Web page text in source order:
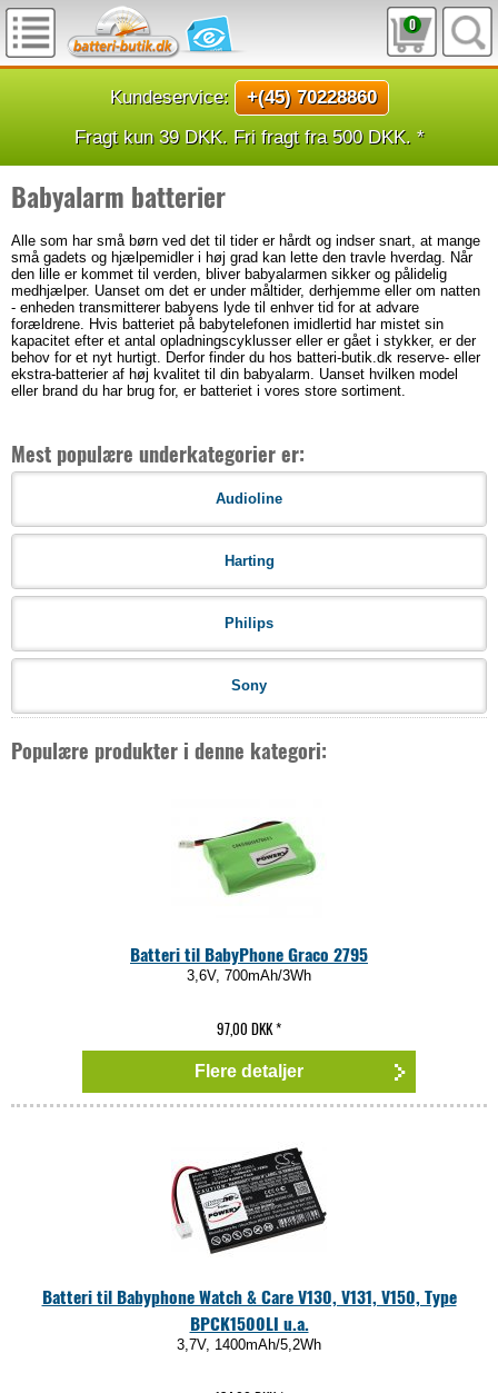
0
Kundeservice:
+(45) 70228860
Fragt kun 39 DKK. Fri fragt fra 500 DKK. *
Babyalarm batterier
Alle som har små børn ved det til tider er hårdt og indser snart, at mange
små gadets og hjælpemidler i høj grad kan lette den travle hverdag. Når
den lille er kommet til verden, bliver babyalarmen sikker og pålidelig
medhjælper. Uanset om det er under måltider, derhjemme eller om natten
- enheden transmitterer babyens lyde til enhver tid for at advare
forældrene. Hvis batteriet på babytelefonen imidlertid har mistet sin
kapacitet efter et antal opladningscyklusser eller er gået i stykker, er der
behov for et nyt hurtigt. Derfor finder du hos batteri-butik.dk reserve- eller
ekstra-batterier af høj kvalitet til din babyalarm. Uanset hvilken model
eller brand du har brug for, er batteriet i vores store sortiment.
Mest populære underkategorier er:
Audioline
Harting
Philips
Sony
Populære produkter i denne kategori:
Batteri til BabyPhone Graco 2795
3,6V, 700mAh/3Wh
97,00 DKK*
Flere detaljer
Batteri til Babyphone Watch & Care V130, V131, V150, Type
BPCK1500LI u.a.
3,7V, 1400mAh/5,2Wh